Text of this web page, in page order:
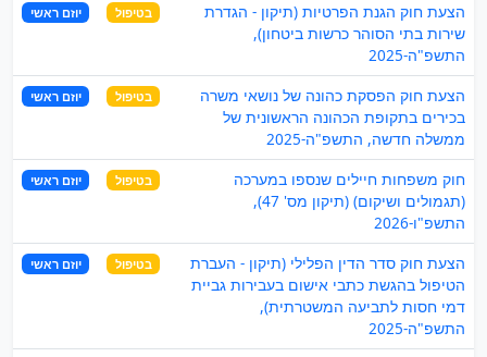
הצעת חוק הגנת הפרטיות (תיקון - הגדרת
שירות בתי הסוהר כרשות ביטחון),
התשפ"ה-2025
בטיפול יוזם ראשי
הצעת חוק הפסקת כהונה של נושאי משרה
בכירים בתקופת הכהונה הראשונית של
ממשלה חדשה, התשפ"ה-2025
בטיפול יוזם ראשי
חוק משפחות חיילים שנספו במערכה
(תגמולים ושיקום) (תיקון מס' 47),
התשפ"ו-2026
בטיפול יוזם ראשי
הצעת חוק סדר הדין הפלילי (תיקון - העברת
הטיפול בהגשת כתבי אישום בעבירות גביית
דמי חסות לתביעה המשטרתית),
התשפ"ה-2025
בטיפול יוזם ראשי